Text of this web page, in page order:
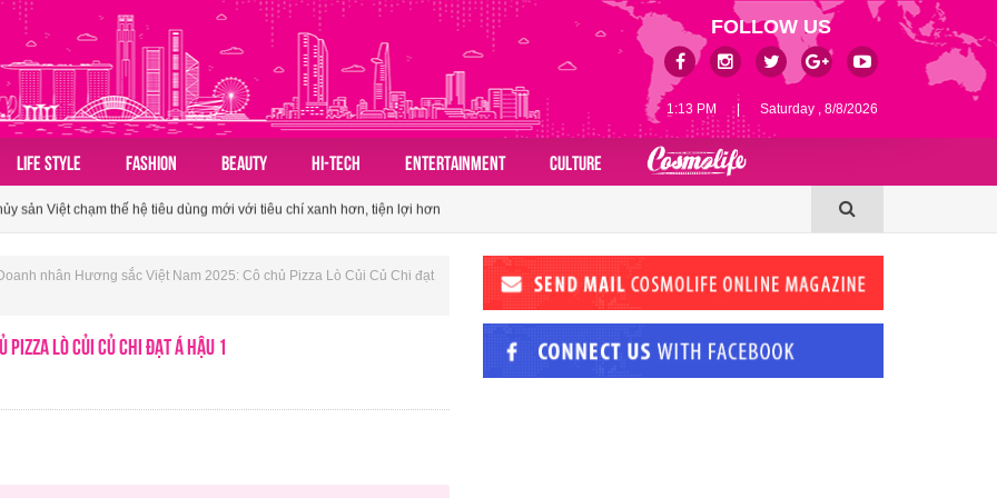
1:13 PM | Saturday , 8/8/2026
FOLLOW US
LIFE STYLE FASHION BEAUTY HI-TECH ENTERTAINMENT
CULTURE
hóa du lịch nhóm của người Việt
sản Việt chạm thế hệ tiêu dùng mới với tiêu chí xanh hơn, tiện lợi hơn
tấm vé mở lối du lịch Việt
nhân Hương sắc Việt Nam 2025: Cô chủ Pizza Lò Củi Củ Chi đạt
Lò Củi Củ Chi đạt Á hậu 1